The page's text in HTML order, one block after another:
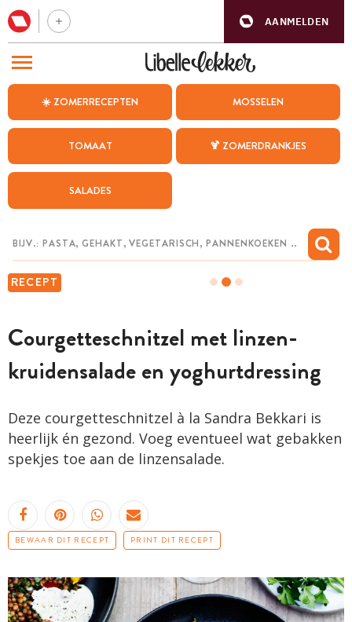
AANMELDEN
☀️ ZOMERRECEPTEN MOSSELEN
TOMAAT 🍹 ZOMERDRANKJES
SALADES
RECEPT
Courgetteschnitzel met linzen-
kruidensalade en yoghurtdressing
Deze courgetteschnitzel à la Sandra Bekkari is
heerlijk én gezond. Voeg eventueel wat gebakken
spekjes toe aan de linzensalade.
BEWAAR DIT RECEPT PRINT DIT RECEPT
BEZOEK ONZE ANDERE WEBSITES
WEEKMENU
CHAT MET MAIA
MIJN BEWAARDE RECEPTEN